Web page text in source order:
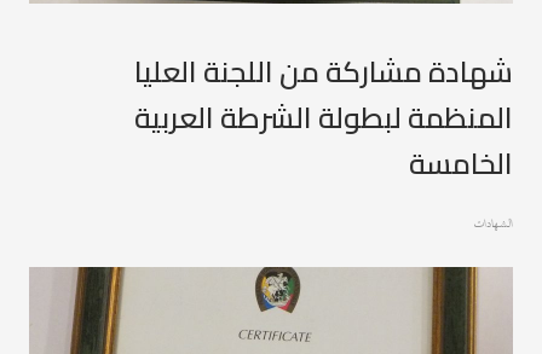
شهادة مشاركة من اللجنة العليا
المنظمة لبطولة الشرطة العربية
الخامسة
الشهادات